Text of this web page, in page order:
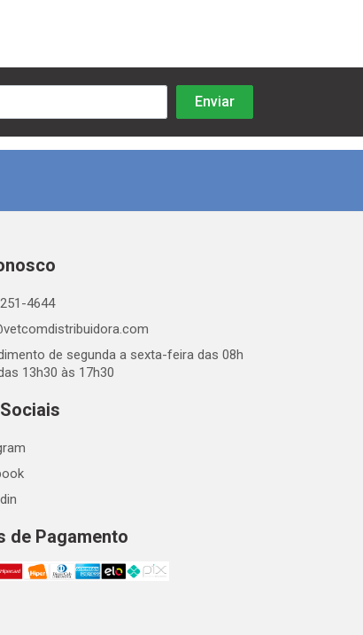
4644
de segunda a sexta-feira das 08h
13h30 às 17h30
de Pagamento